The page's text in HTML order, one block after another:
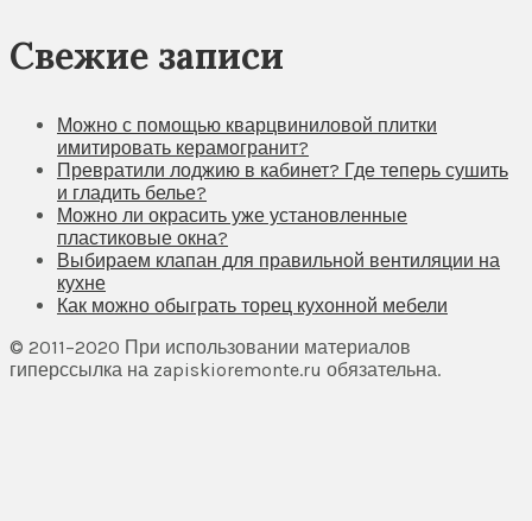
Свежие записи
Можно с помощью кварцвиниловой плитки
имитировать керамогранит?
Превратили лоджию в кабинет? Где теперь сушить
и гладить белье?
Можно ли окрасить уже установленные
пластиковые окна?
Выбираем клапан для правильной вентиляции на
кухне
Как можно обыграть торец кухонной мебели
© 2011–2020 При использовании материалов
гиперссылка на zapiskioremonte.ru обязательна.